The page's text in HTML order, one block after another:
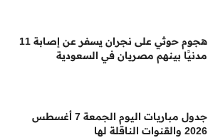
هجوم حوثي على نجران يسفر عن إصابة 11
مدنيًا بينهم مصريان في السعودية
جدول مباريات اليوم الجمعة 7 أغسطس
2026 والقنوات الناقلة لها